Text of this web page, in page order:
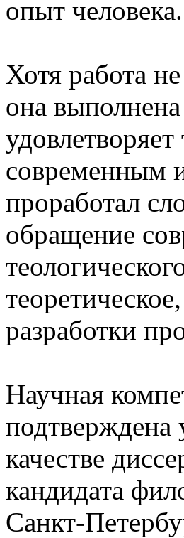
опыт человека.
Хотя работа
она
современным
проработал
обращение
разработки
Научная
качестве
кандидата
Санкт-